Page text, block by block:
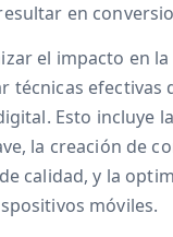
en
el impacto en la
técnicas efectivas
Esto incluye
la creación de
calidad, y la
móviles.